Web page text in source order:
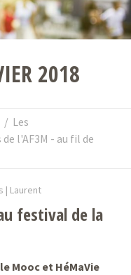
2018
/ Les
l'AF3M - au fil de
| Laurent
festival de la
Mooc et HéMaVie